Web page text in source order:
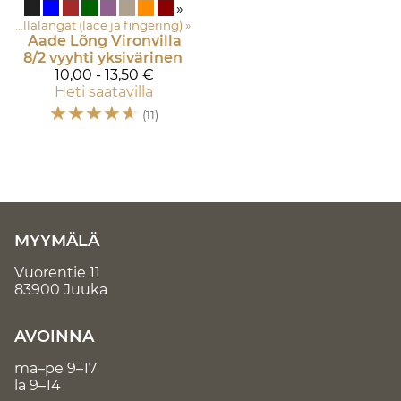
»
Ohuet villalangat (lace ja fingering) ‪»
Aade Lõng Vironvilla
8/2 vyyhti yksivärinen
10,00 - 13,50 €
Heti saatavilla
☆☆☆☆☆ (11)
MYYMÄLÄ
Vuorentie 11
83900 Juuka
AVOINNA
ma–pe 9–17
la 9–14